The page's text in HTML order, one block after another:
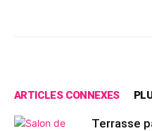
ARTICLES CONNEXES
Terrasse